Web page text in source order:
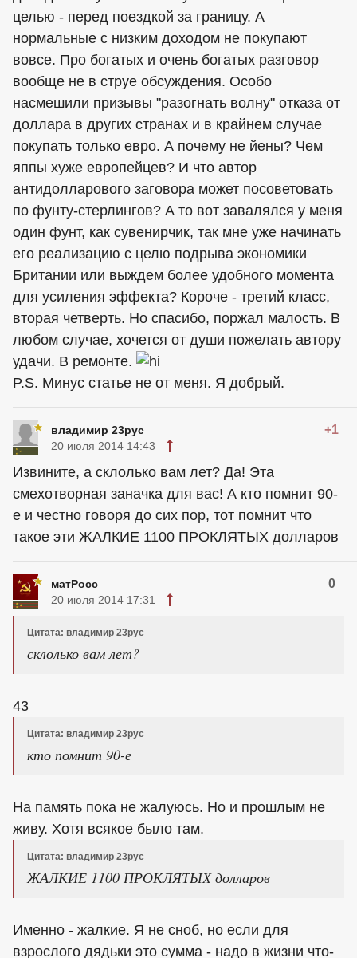
целью - перед поездкой за границу. А
нормальные с низким доходом не покупают
вовсе. Про богатых и очень богатых разговор
вообще не в струе обсуждения. Особо
насмешили призывы "разогнать волну" отказа от
доллара в других странах и в крайнем случае
покупать только евро. А почему не йены? Чем
яппы хуже европейцев? И что автор
антидолларового заговора может посоветовать
по фунту-стерлингов? А то вот завалялся у меня
один фунт, как сувенирчик, так мне уже начинать
его реализацию с целю подрыва экономики
Британии или выждем более удобного момента
для усиления эффекта? Короче - третий класс,
вторая четверть. Но спасибо, поржал малость. В
любом случае, хочется от души пожелать автору
удачи. В ремонте.
P.S. Минус статье не от меня. Я добрый.
владимир 23рус +1
20 июля 2014 14:43
Извините, а склолько вам лет? Да! Эта
смехотворная заначка для вас! А кто помнит 90-
е и честно говоря до сих пор, тот помнит что
такое эти ЖАЛКИЕ 1100 ПРОКЛЯТЫХ долларов
матРосс 0
20 июля 2014 17:31
Цитата: владимир 23рус
склолько вам лет?
43
Цитата: владимир 23рус
кто помнит 90-е
На память пока не жалуюсь. Но и прошлым не
живу. Хотя всякое было там.
Цитата: владимир 23рус
ЖАЛКИЕ 1100 ПРОКЛЯТЫХ долларов
Именно - жалкие. Я не сноб, но если для
взрослого дядьки это сумма - надо в жизни что-